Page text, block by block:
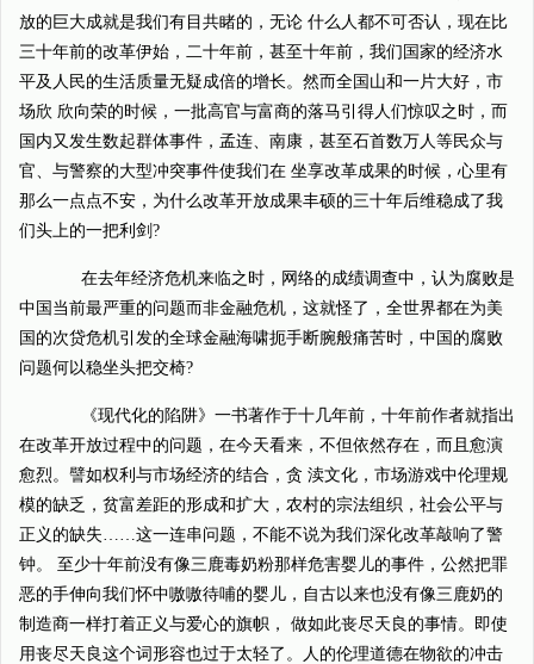
放的巨大成就是我们有目共睹的，无论 什么人都不可否认，现在比
三十年前的改革伊始，二十年前，甚至十年前，我们国家的经济水
平及人民的生活质量无疑成倍的增长。然而全国山和一片大好，市
场欣 欣向荣的时候，一批高官与富商的落马引得人们惊叹之时，而
国内又发生数起群体事件，孟连、南康，甚至石首数万人等民众与
官、与警察的大型冲突事件使我们在 坐享改革成果的时候，心里有
那么一点点不安，为什么改革开放成果丰硕的三十年后维稳成了我
们头上的一把利剑?
在去年经济危机来临之时，网络的成绩调查中，认为腐败是
中国当前最严重的问题而非金融危机，这就怪了，全世界都在为美
国的次贷危机引发的全球金融海啸扼手断腕般痛苦时，中国的腐败
问题何以稳坐头把交椅?
《现代化的陷阱》一书著作于十几年前，十年前作者就指出
在改革开放过程中的问题，在今天看来，不但依然存在，而且愈演
愈烈。譬如权利与市场经济的结合，贪 渎文化，市场游戏中伦理规
模的缺乏，贫富差距的形成和扩大，农村的宗法组织，社会公平与
正义的缺失……这一连串问题，不能不说为我们深化改革敲响了警
钟。 至少十年前没有像三鹿毒奶粉那样危害婴儿的事件，公然把罪
恶的手伸向我们怀中嗷嗷待哺的婴儿，自古以来也没有像三鹿奶的
制造商一样打着正义与爱心的旗帜， 做如此丧尽天良的事情。即使
用丧尽天良这个词形容也过于太轻了。人的伦理道德在物欲的冲击